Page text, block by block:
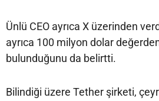
Ünlü CEO ayrıca X üzerinden
ayrıca 100 milyon dolar
bulunduğunu da belirtti.
Bilindiği üzere Tether şirketi,